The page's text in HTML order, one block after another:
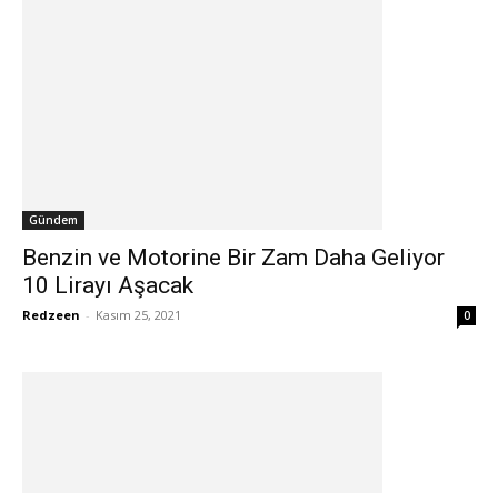
Gündem
Benzin ve Motorine Bir Zam Daha Geliyor
10 Lirayı Aşacak
Redzeen - Kasım 25, 2021 0